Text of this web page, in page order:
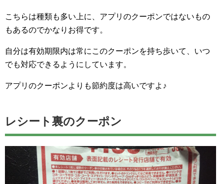
こちらは種類も多い上に、アプリのクーポンではないもの
もあるのでかなりお得です。
自分は有効期限内は常にこのクーポンを持ち歩いて、いつ
でも対応できるようにしています。
アプリのクーポンよりも節約度は高いですよ♪
レシート裏のクーポン